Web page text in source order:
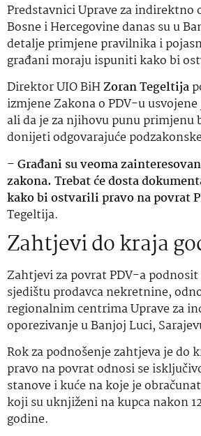
Predstavnici Uprave za indirektno
Bosne i Hercegovine danas su u
detalje primjene pravilnika i
građani moraju ispuniti kako bi
Direktor UIO BiHZoran Tegeltija
izmjene Zakona o PDV-u
ali da je za njihovu punu primjenu
donijeti odgovarajuće
–Građani su veoma
zakona. Trebat će dosta
kako bi ostvarili pravo na povrat
Tegeltija.
Zahtjevi do kraja
Zahtjevi za povrat PDV-a podnosit
sjedištu prodavca nekretnine,
regionalnim centrima Uprave za
oporezivanje u Banjoj Luci,
Rok za podnošenje zahtjeva je do
pravo na povrat odnosi se
stanove i kuće na koje je
koji su uknjiženi na kupca nakon
godine.